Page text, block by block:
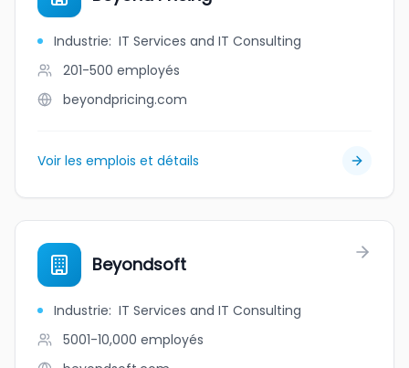
Industrie: IT Services and IT Consulting
201-500 employés
beyondpricing.com
Voir les emplois et détails
Beyondsoft
Industrie: IT Services and IT Consulting
5001-10,000 employés